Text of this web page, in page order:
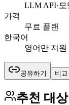
LLM API·모
가격
무료 플랜
한국어
영어만 지원
공유하기 비교
추천 대상